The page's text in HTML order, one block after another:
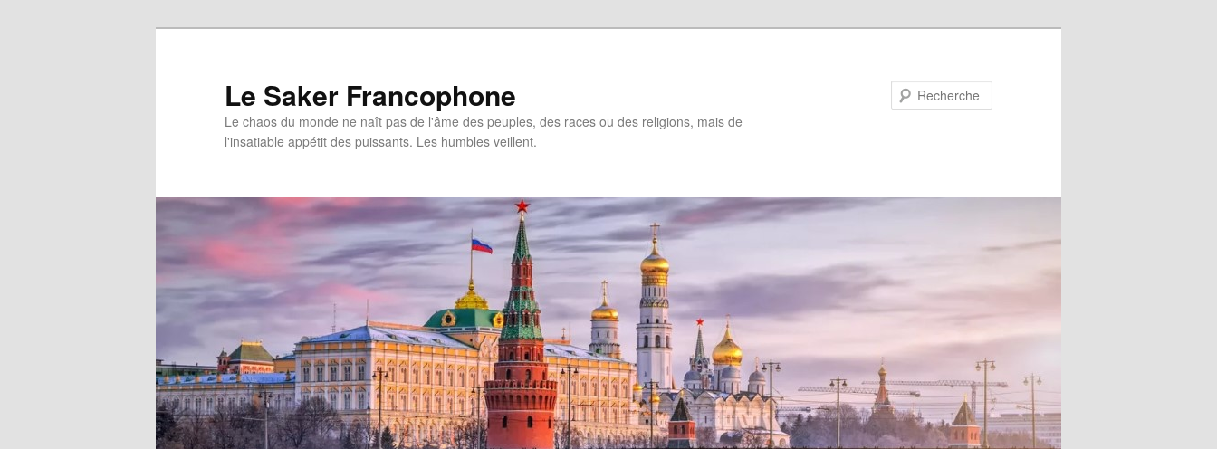
Le Saker Francophone
Le chaos du monde ne naît pas de l'âme des peuples, des races ou des religions, mais de
l'insatiable appétit des puissants. Les humbles veillent.